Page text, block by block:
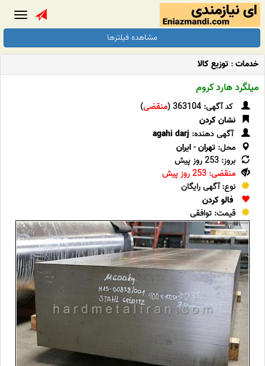
مشاهده فیلترها
خدمات: توزیع کالا
میلگرد هارد کروم
کد آگهی: 363104 ( منقضی)
نشان کردن
آگهی دهنده: agahi darj
محل: تهران-ایران
بروز: 253 روز پیش
منقضی: 253 روز پیش
نوع: آگهی رایگان
فالو کردن
قیمت: توافقی